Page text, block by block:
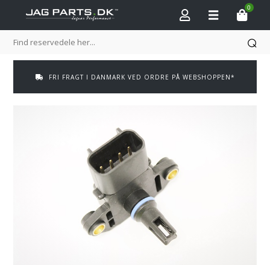
0
FRI FRAGT I DANMARK VED ORDRE PÅ WEBSHOPPEN*